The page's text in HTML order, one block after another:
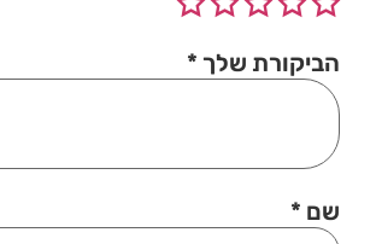
הביקורת שלך *
שם *